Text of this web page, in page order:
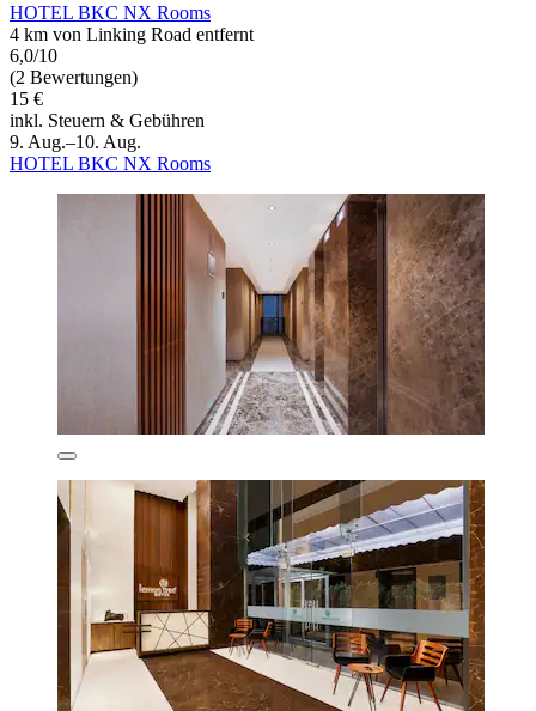
HOTEL BKC NX Rooms
4 km von Linking Road entfernt
6,0/10
(2 Bewertungen)
15 €
inkl. Steuern & Gebühren
9. Aug.–10. Aug.
HOTEL BKC NX Rooms